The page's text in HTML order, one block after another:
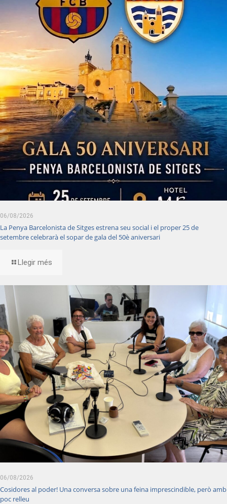
06/08/2026
La Penya Barcelonista de Sitges estrena seu social i el proper 25 de
setembre celebrarà el sopar de gala del 50è aniversari
Llegir més
06/08/2026
Cosidores al poder! Una conversa sobre una feina imprescindible, però amb
poc relleu